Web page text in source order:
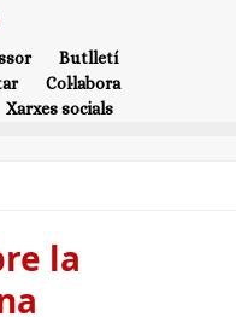
Butlletí
Col·labora
Xarxes socials
la